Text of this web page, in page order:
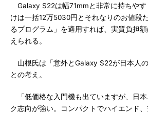
Galaxy S22は幅71mmと非常に持ちやす
けは一括12万5030円とそれなりのお値段
るプログラム」を適用すれば、実質負担
えられる。
山根氏は「意外とGalaxy S22が日本人の
との考え。
「低価格な入門機も出ていますが、日
ク志向が強い。コンパクトでハイエンド